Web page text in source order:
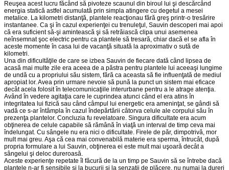
Reuşea acest lucru făcând să pivoteze scaunul din biroul lui şi descărcând
energia statică astfel acumulată prin simpla atingere cu degetul a mesei
metalice. La kilometri distanţă, plantele reacţionau fără greş printr-o tresărire
instantanee. Ca şi în cazul experienţei cu trenuleţul, Sauvin descoperi mai apoi
că era suficient să-şi amintească şi să retrăiască clipa unui asemenea
neînsemnat şoc electric pentru ca plantele să tresară, chiar dacă el se afla în
aceste momente în casa lui de vacanţă situată la aproximativ o sută de
kilometri.
Una din dificultăţile de care se izbea Sauvin de fiecare dată când lipsea de
acasă mai multe zile era aceea de a păstra pentru plantele lui aceeaşi lungime
de undă cu a propriului său sistem, fără ca aceasta să fie influenţată de mediul
apropiat lor. Avea prin urmare nevoie să pună la punct un sistem mai eficace
decât acela folosit în telecomunicaţiile interurbane pentru a le atrage atenţia.
Având în vedere agitaţia care le cuprindea atunci când el era atins în
integritatea lui fizică sau când câmpul lui energetic era ameninţat, se gândi să
vadă ce s-ar întâmpla în cazul îndepărtării câtorva celule ale corpului său în
prezenţa plantelor. Concluzia fu revelatoare. Singura dificultate era acum
obţinerea de celule capabile să rămână în viaţă un interval de timp ceva mai
îndelungat. Cu sângele nu era nici o dificultate. Firele de păr, dimpotrivă, mor
mult mai greu. Aşa că cea mai convenabilă materie era sperma, întrucât, după
propria formulare a lui Sauvin, obţinerea ei este mult mai uşoară decât a
sângelui şi deloc dureroasă.
Aceste experienţe repetate îl făcură de la un timp pe Sauvin să se întrebe dacă
plantele n-ar fi sensibile şi la bucurii şi la senzaţii de plăcere, nu numai la dureri